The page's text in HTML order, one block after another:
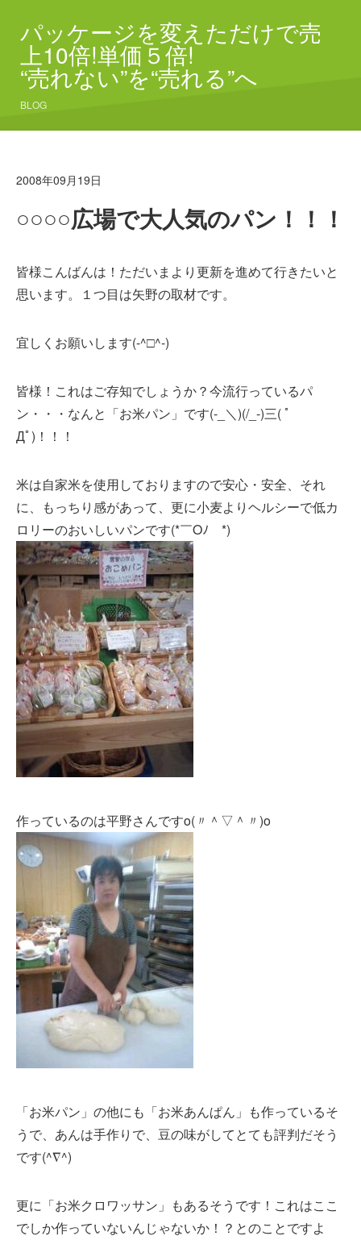
パッケージを変えただけで売
上10倍!単価５倍!
“売れない”を“売れる”へ
BLOG
2008年09月19日
○○○○広場で大人気のパン！！！
皆様こんばんは！ただいまより更新を進めて行きたいと
思います。１つ目は矢野の取材です。
宜しくお願いします(-^□^-)
皆様！これはご存知でしょうか？今流行っているパ
ン・・・なんと「お米パン」です(-_＼)(/_-)三( ﾟ
Дﾟ)！！！
米は自家米を使用しておりますので安心・安全、それ
に、もっちり感があって、更に小麦よりヘルシーで低カ
ロリーのおいしいパンです(*￣Oﾉ￣*)
作っているのは平野さんですo(〃＾▽＾〃)o
「お米パン」の他にも「お米あんぱん」も作っているそ
うで、あんは手作りで、豆の味がしてとても評判だそう
です(^∇^)
更に「お米クロワッサン」もあるそうです！これはここ
でしか作っていないんじゃないか！？とのことですよ